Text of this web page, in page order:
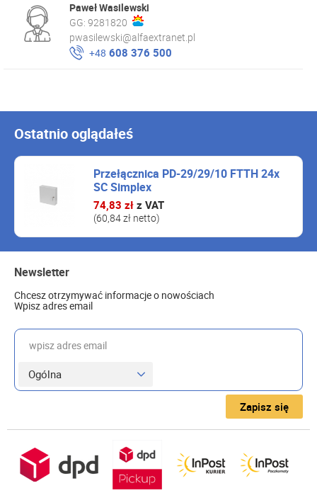
Paweł Wasilewski
GG: 9281820
pwasilewski@alfaextranet.pl
+48 608 376 500
Ostatnio oglądałeś
Przełącznica PD-29/29/10 FTTH 24x
SC Simplex
74,83 zł z VAT
(60,84 zł netto)
Newsletter
Chcesz otrzymywać informacje o nowościach
Wpisz adres email
wpisz adres email
Zapisz się